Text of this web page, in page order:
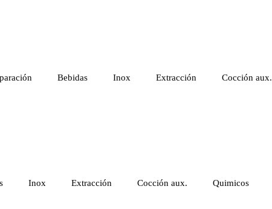
Bebidas Inox Extracción Cocción aux.
Inox Extracción Cocción aux. Quimicos